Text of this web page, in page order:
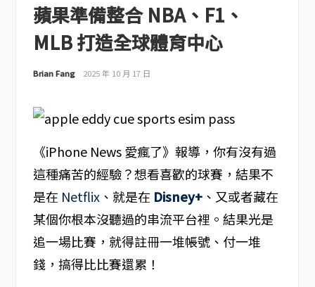
蘋果準備整合 NBA、F1、
MLB 打造全球體育中心
Brian Fang 2025 年 10 月 17 日
《iPhone News 愛瘋了》報導，你有沒有過
這種痛苦的經驗？想看喜歡的球賽，結果不
是在 Netflix、就是在 Disney+、又或者藏在
某個你根本沒聽過的串流平台裡。結果光是
追一場比賽，就得註冊一堆帳號、付一堆
錢，搞得比比賽還累！